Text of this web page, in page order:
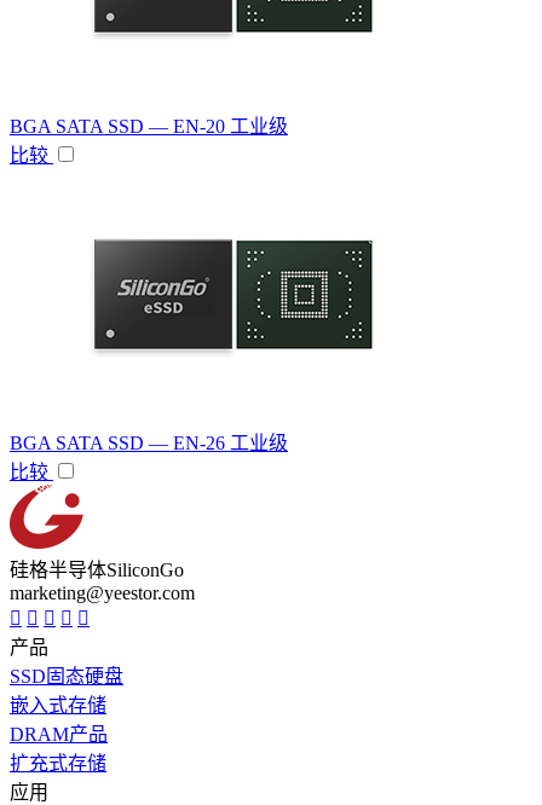
BGA SATA SSD — EN-20 工业级
比较
BGA SATA SSD — EN-26 工业级
比较
硅格半导体SiliconGo
marketing@yeestor.com
产品
SSD固态硬盘
嵌入式存储
DRAM产品
扩充式存储
应用